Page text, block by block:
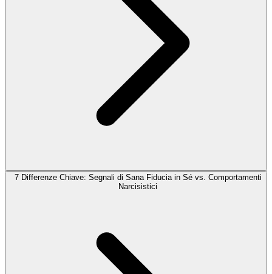
7 Differenze Chiave: Segnali di Sana Fiducia in Sé vs. Comportamenti
Narcisistici